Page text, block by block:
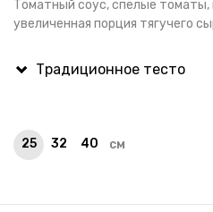
Томатный соус, спелые томаты,
увеличенная порция тягучего
25 32 40 см